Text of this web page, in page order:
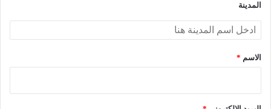
المدينة
الاسم *